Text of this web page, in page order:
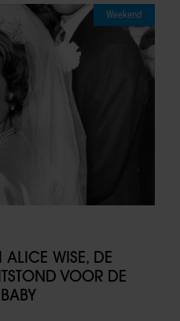
Weekend
ALICE WISE, DE
VOOR DE